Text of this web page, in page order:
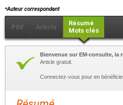
⁎Auteur correspondant
PDF Article
Résumé
Mots clés
Bienvenue sur EM-consulte, la
Article gratuit.
Connectez-vous pour en